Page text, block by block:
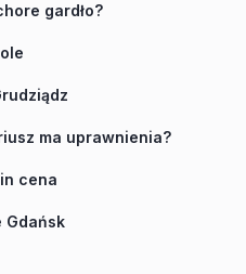
gardło?
ma uprawnienia?
cena
Gdańsk